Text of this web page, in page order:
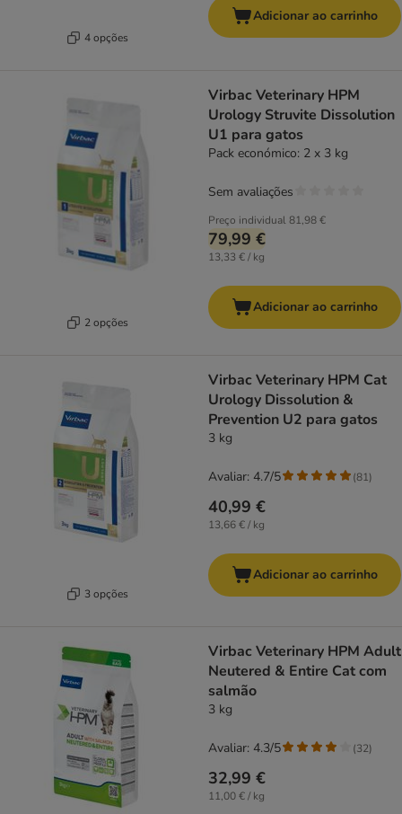
4 opções
Adicionar ao carrinho
2 opções
Virbac Veterinary HPM
Urology Struvite Dissolution
U1 para gatos
Pack económico: 2 x 3 kg
Preço individual81,98 €
79,99 €
13,33 € / kg
Sem avaliações
Adicionar ao carrinho
3 opções
Virbac Veterinary HPM Cat
Urology Dissolution &
Prevention U2 para gatos
3 kg
40,99 €
13,66 € / kg
Avaliar: 4.7/5 (81)
Adicionar ao carrinho
Virbac Veterinary HPM Adult
Neutered & Entire Cat com
salmão
3 kg
32,99 €
11,00 € / kg
Avaliar: 4.3/5 (32)